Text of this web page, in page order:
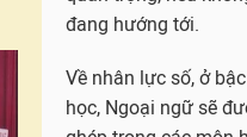
Giáo viên và học
thức không chỉ bạn
…
Chuyển đổi số